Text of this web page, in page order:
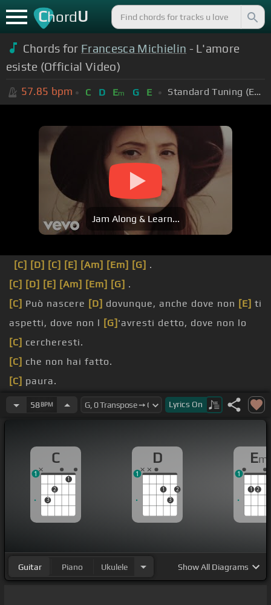
ChordU
Chords for Francesca Michielin - L'amore
esiste (Official Video)
57.85 bpm C D Em G E Standard Tuning (EADGBE)
Jam Along & Learn...
[C] [D] [C] [E] [Am] [Em] [G] .
[C] [D] [E] [Am] [Em] [G] .
[C] Può nascere [D] dovunque, anche dove non [E] ti
aspetti, dove non l [G] 'avresti detto, dove non lo
[C] cercheresti.
[C] che non hai fatto.
[C] paura.
Può crescere [D] da solo e sognare come[Em]
trattiene o lo lega a te
alle qualche.
batte[D]i denti, l'olore non[Em] [G].
58BPM Lyrics On
C
3
2
1
1
D
1
3
2
1
Em
1 2
1
Guitar Piano Ukulele ShowAll Diagrams